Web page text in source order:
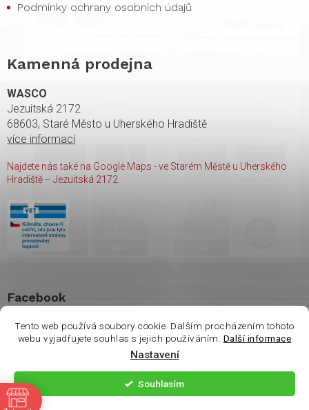
Tento web používá soubory cookie. Dalším procházením tohoto
webu vyjadřujete souhlas s jejich používáním. Další informace
Nastavení
Souhlasím
Podmínky ochrany osobních údajů
Kamenná prodejna
WASCO
Jezuitská 2172
68603, Staré Město u Uherského Hradiště
více informací
Najdete nás také na Google Maps - ve Starém Městě u Uherského
Hradiště – Jezuitská 2172.
Facebook
Copyright 2026 shop Wasco. Všechna práva vyhrazena.